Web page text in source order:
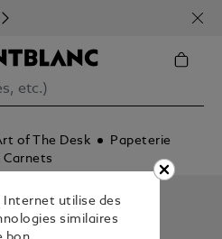
350€
of The Desk
Papeterie
Carnets
Internet utilise des
similaires